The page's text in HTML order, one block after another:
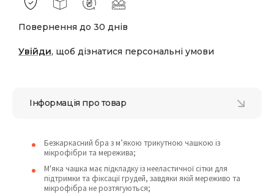
Повернення до 30 днів
Увійди, щоб дізнатися персональні умови
Інформація про товар
Безкаркасний бра з м’якою трикутною чашкою із
мікрофібри та мережива;
М'яка чашка має підкладку із нееластичної сітки для
підтримки та фіксації грудей, завдяки якій мереживо та
мікрофібра не розтягуються;